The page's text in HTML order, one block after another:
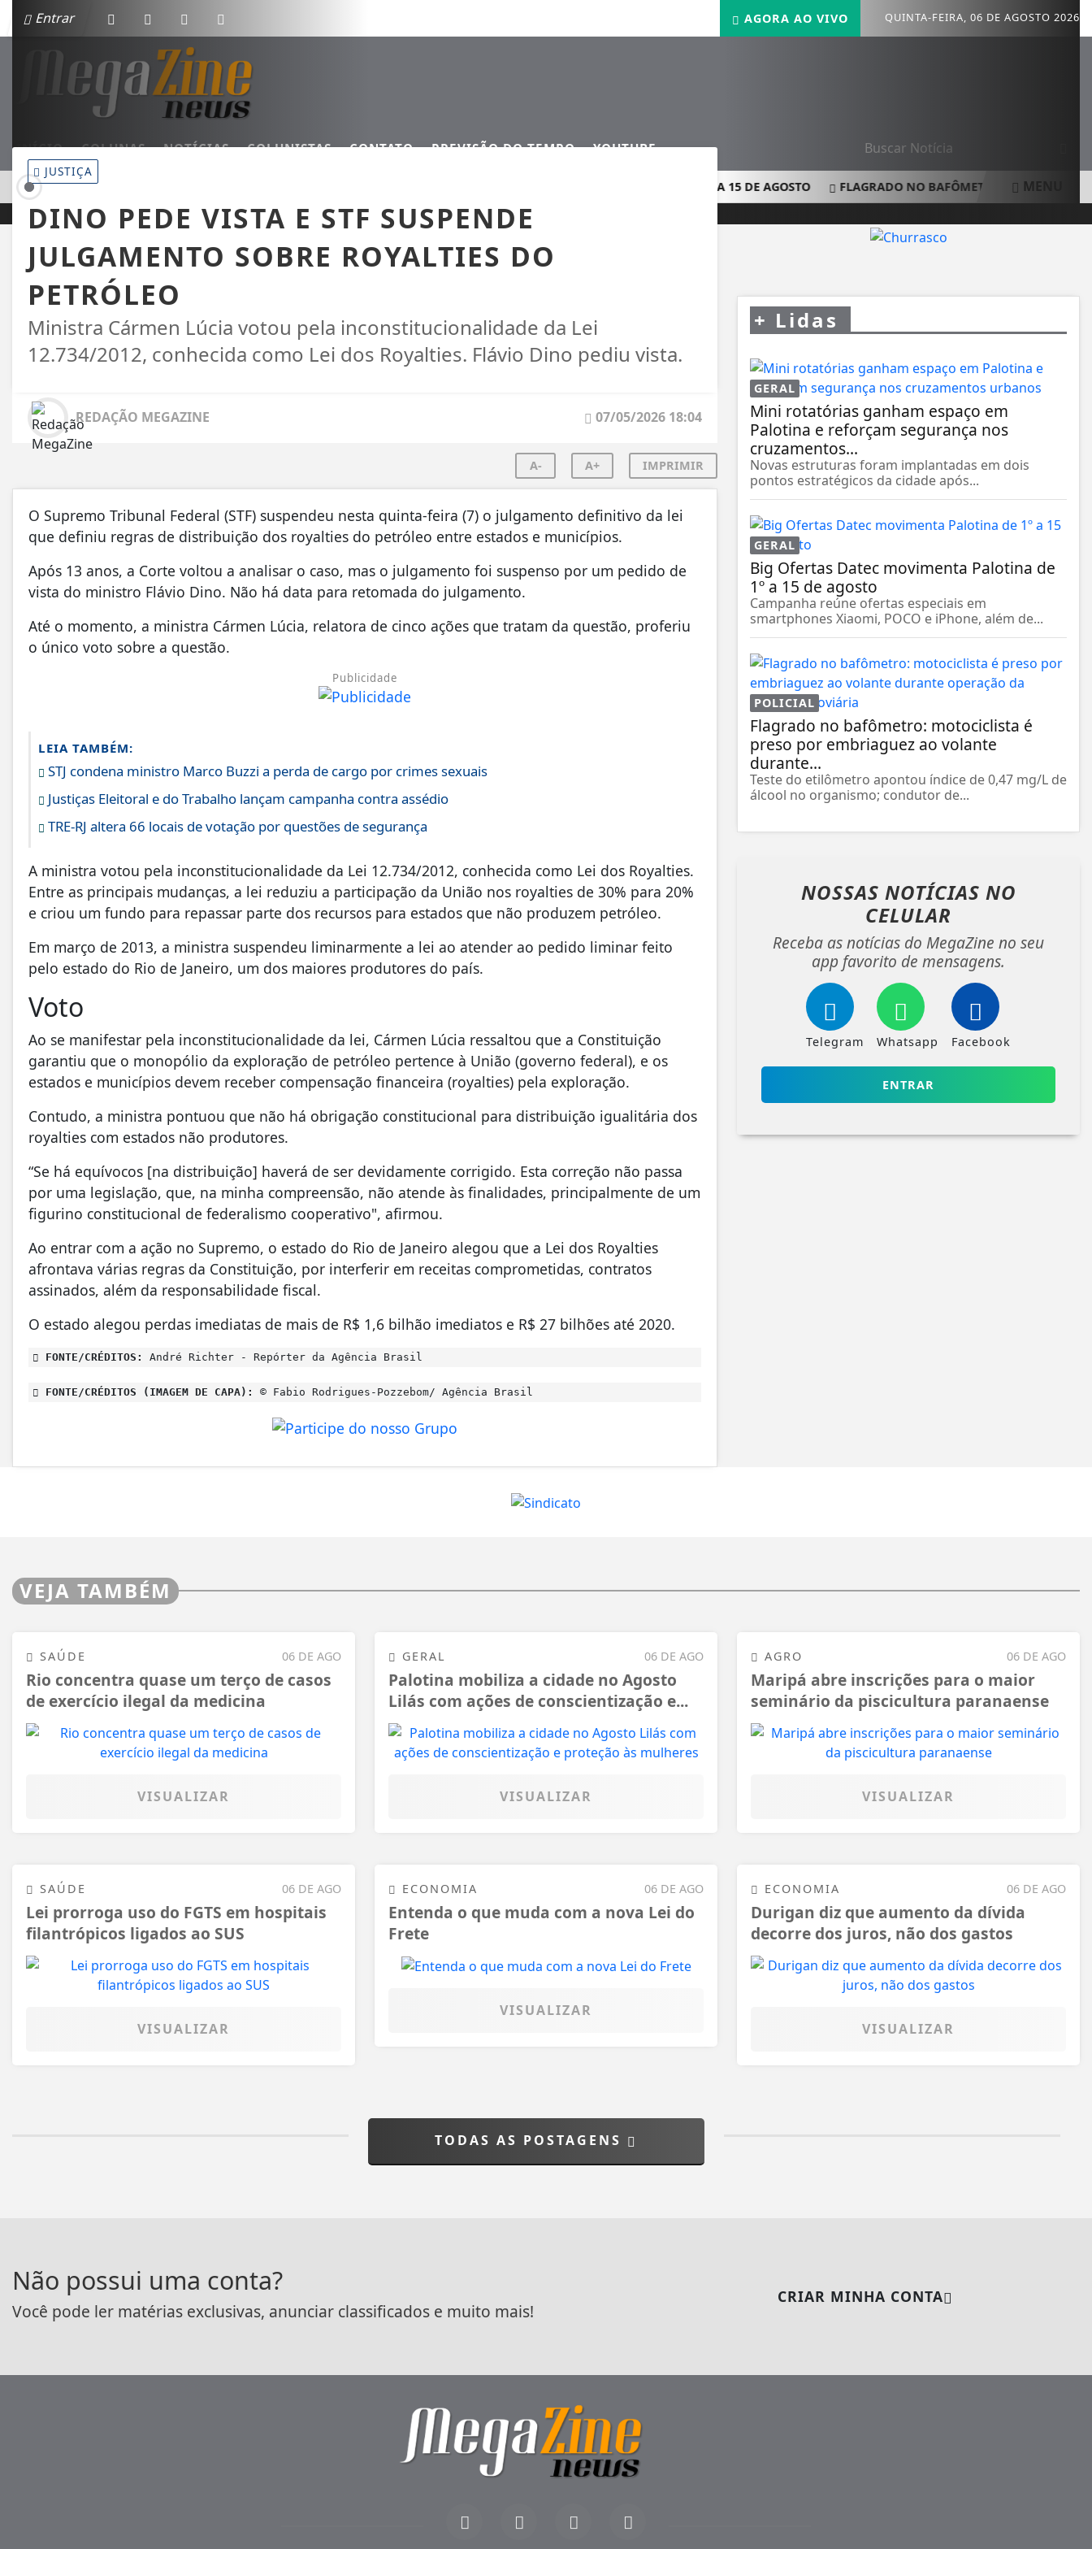
Entrar QUINTA-FEIRA, 06 DE AGOSTO 2026
AGORA AO VIVO
INÍCIO COLUNAS NOTÍCIAS COLUNISTAS CONTATO PREVISÃO DO TEMPO YOUTUBE
E REFORÇAM SEGURANÇA NOS CRUZAMENTOS URBANOS BIG OFERTAS DATEC MOVIMENTA PALOTINA DE 1º A 15 DE AGOSTO FLAGRADO NO BAFÔMETRO:
EM ALTA MENU
JUSTIÇA
DINO PEDE VISTA E STF SUSPENDE
JULGAMENTO SOBRE ROYALTIES DO
PETRÓLEO
Ministra Cármen Lúcia votou pela inconstitucionalidade da Lei
12.734/2012, conhecida como Lei dos Royalties. Flávio Dino pediu vista.
REDAÇÃO MEGAZINE 07/05/2026 18:04
A- A+ IMPRIMIR
O Supremo Tribunal Federal (STF) suspendeu nesta quinta-feira (7) o julgamento definitivo da lei
que definiu regras de distribuição dos royalties do petróleo entre estados e municípios.
Após 13 anos, a Corte voltou a analisar o caso, mas o julgamento foi suspenso por um pedido de
vista do ministro Flávio Dino. Não há data para retomada do julgamento.
Até o momento, a ministra Cármen Lúcia, relatora de cinco ações que tratam da questão, proferiu
o único voto sobre a questão.
Publicidade
LEIA TAMBÉM:
STJ condena ministro Marco Buzzi a perda de cargo por crimes sexuais
Justiças Eleitoral e do Trabalho lançam campanha contra assédio
TRE-RJ altera 66 locais de votação por questões de segurança
A ministra votou pela inconstitucionalidade da Lei 12.734/2012, conhecida como Lei dos Royalties.
Entre as principais mudanças, a lei reduziu a participação da União nos royalties de 30% para 20%
e criou um fundo para repassar parte dos recursos para estados que não produzem petróleo.
Em março de 2013, a ministra suspendeu liminarmente a lei ao atender ao pedido liminar feito
pelo estado do Rio de Janeiro, um dos maiores produtores do país.
Voto
Ao se manifestar pela inconstitucionalidade da lei, Cármen Lúcia ressaltou que a Constituição
garantiu que o monopólio da exploração de petróleo pertence à União (governo federal), e os
estados e municípios devem receber compensação financeira (royalties) pela exploração.
Contudo, a ministra pontuou que não há obrigação constitucional para distribuição igualitária dos
royalties com estados não produtores.
“Se há equívocos [na distribuição] haverá de ser devidamente corrigido. Esta correção não passa
por uma legislação, que, na minha compreensão, não atende às finalidades, principalmente de um
figurino constitucional de federalismo cooperativo", afirmou.
Ao entrar com a ação no Supremo, o estado do Rio de Janeiro alegou que a Lei dos Royalties
afrontava várias regras da Constituição, por interferir em receitas comprometidas, contratos
assinados, além da responsabilidade fiscal.
O estado alegou perdas imediatas de mais de R$ 1,6 bilhão imediatos e R$ 27 bilhões até 2020.
FONTE/CRÉDITOS: André Richter - Repórter da Agência Brasil
FONTE/CRÉDITOS (IMAGEM DE CAPA): © Fabio Rodrigues-Pozzebom/ Agência Brasil
+ Lidas
GERAL
Mini rotatórias ganham espaço em
Palotina e reforçam segurança nos
cruzamentos...
Novas estruturas foram implantadas em dois
pontos estratégicos da cidade após...
GERAL
Big Ofertas Datec movimenta Palotina de
1º a 15 de agosto
Campanha reúne ofertas especiais em
smartphones Xiaomi, POCO e iPhone, além de...
POLICIAL
Flagrado no bafômetro: motociclista é
preso por embriaguez ao volante
durante...
Teste do etilômetro apontou índice de 0,47 mg/L de
álcool no organismo; condutor de...
NOSSAS NOTÍCIAS NO
CELULAR
Receba as notícias do MegaZine no seu
app favorito de mensagens.
Telegram Whatsapp Facebook
ENTRAR
VEJA TAMBÉM
06 DE AGO
SAÚDE
Rio concentra quase um terço de casos
de exercício ilegal da medicina
VISUALIZAR
06 DE AGO
GERAL
Palotina mobiliza a cidade no Agosto
Lilás com ações de conscientização e...
VISUALIZAR
06 DE AGO
AGRO
Maripá abre inscrições para o maior
seminário da piscicultura paranaense
VISUALIZAR
06 DE AGO
SAÚDE
Lei prorroga uso do FGTS em hospitais
filantrópicos ligados ao SUS
VISUALIZAR
06 DE AGO
ECONOMIA
Entenda o que muda com a nova Lei do
Frete
VISUALIZAR
06 DE AGO
ECONOMIA
Durigan diz que aumento da dívida
decorre dos juros, não dos gastos
VISUALIZAR
TODAS AS POSTAGENS
Não possui uma conta?
Você pode ler matérias exclusivas, anunciar classificados e muito mais!
CRIAR MINHA CONTA